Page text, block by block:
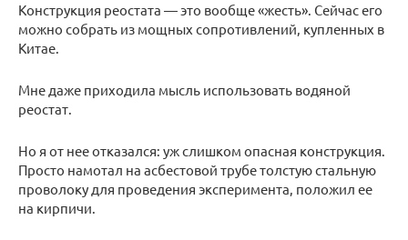
Конструкция реостата — это вообще «жесть». Сейчас его
можно собрать из мощных сопротивлений, купленных в
Китае.
Мне даже приходила мысль использовать водяной
реостат.
Но я от нее отказался: уж слишком опасная конструкция.
Просто намотал на асбестовой трубе толстую стальную
проволоку для проведения эксперимента, положил ее
на кирпичи.